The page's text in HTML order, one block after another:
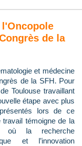
l'Oncopole
de la
et médecine
de la SFH. Pour
Toulouse travaillant
étape avec plus
lors de ce
témoigne de la
où la recherche
et l’innovation